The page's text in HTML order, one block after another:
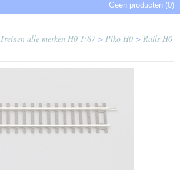
Geen producten (0)
Treinen alle merken H0 1:87> Piko H0 > Rails H0